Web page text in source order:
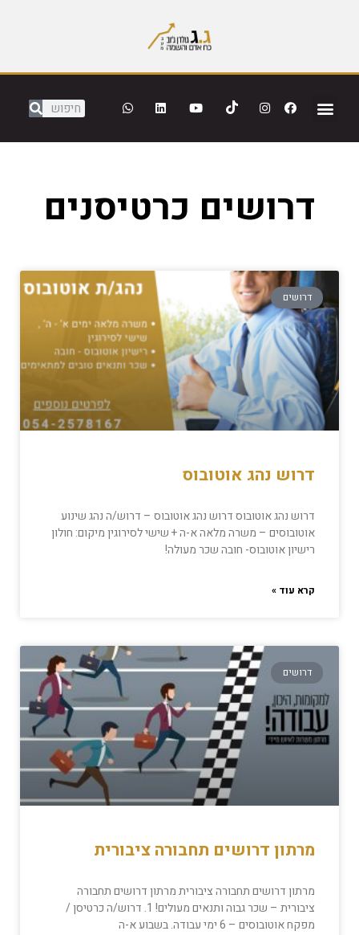
דרושים כרטיסנים
דרושים
דרוש נהג אוטובוס
דרוש נהג אוטובוס דרוש נהג אוטובוס – דרוש/ה נהג שינוע
אוטובוסים – משרה מלאה א-ה + שישי לסירוגין מיקום: חולון
רישיון אוטובוס- חובה שכר מעולה!
קרא עוד »
דרושים
מרתון דרושים תחבורה ציבורית
מרתון דרושים תחבורה ציבורית מרתון דרושים תחבורה
ציבורית – שכר גבוה ותנאים מעולים! 1. דרוש/ה כרטיסן /
מפקח אוטובוסים – 6 ימי עבודה. בשבוע א-ה